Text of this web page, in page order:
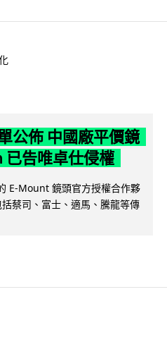
公佈 中國廠平價鏡
已告唯卓仕侵權
E-Mount 鏡頭官方授權合作夥
蔡司、富士、適馬、騰龍等傳